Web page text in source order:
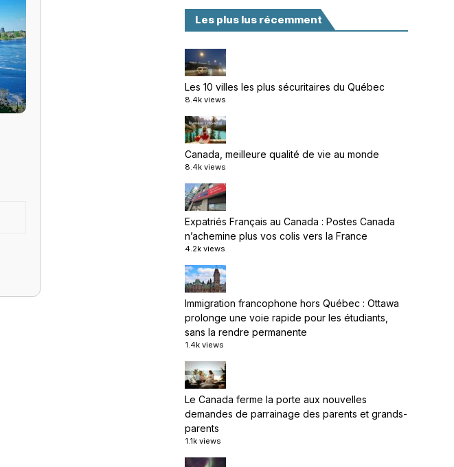
Les plus lus récemment
Les 10 villes les plus sécuritaires du Québec
8.4k views
Canada, meilleure qualité de vie au monde
8.4k views
Expatriés Français au Canada : Postes Canada
n’achemine plus vos colis vers la France
4.2k views
Immigration francophone hors Québec : Ottawa
prolonge une voie rapide pour les étudiants,
sans la rendre permanente
1.4k views
Le Canada ferme la porte aux nouvelles
demandes de parrainage des parents et grands-
parents
1.1k views